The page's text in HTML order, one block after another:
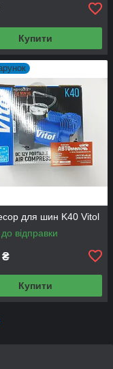
Купити
для шин K40 Vitol
відправки
₴
Купити